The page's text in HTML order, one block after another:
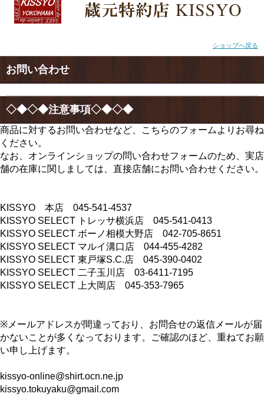
ショップへ戻る
お問い合わせ
◇◆◇◆注意事項◇◆◇◆
商品に対するお問い合わせなど、こちらのフォームよりお尋ね
ください。
なお、オンラインショップの問い合わせフォームのため、実店
舗の在庫に関しましては、直接店舗にお問い合わせください。
KISSYO 本店 045-541-4537
KISSYO SELECT トレッサ横浜店 045-541-0413
KISSYO SELECT ボーノ相模大野店 042-705-8651
KISSYO SELECT マルイ溝口店 044-455-4282
KISSYO SELECT 東戸塚S.C.店 045-390-0402
KISSYO SELECT 二子玉川店 03-6411-7195
KISSYO SELECT 上大岡店 045-353-7965
※メールアドレスが間違っており、お問合せの返信メールが届
かないことが多くなっております。ご確認のほど、重ねてお願
い申し上げます。
kissyo-online@shirt.ocn.ne.jp
kissyo.tokuyaku@gmail.com